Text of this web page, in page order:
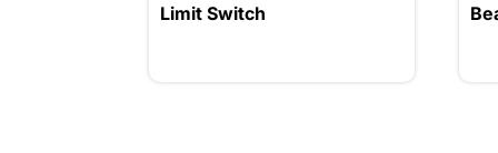
Limit Switch